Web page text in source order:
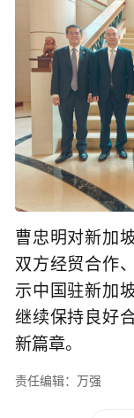
曹忠明对新加
双方经贸合作
示中国驻新加
继续保持良好
新篇章。
责任编辑：万强